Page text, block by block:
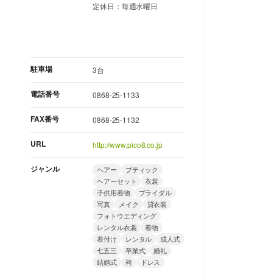
定休日：毎週水曜日
駐車場 3台
電話番号 0868-25-1133
FAX番号 0868-25-1132
URL http://www.pico8.co.jp
ジャンル ヘアー
ブティック
ヘアーセット
衣裳
子供用着物
ブライダル
写真
メイク
貸衣装
フォトウエディング
レンタル衣裳
着物
着付け
レンタル
成人式
七五三
卒業式
婚礼
結婚式
袴 ドレス